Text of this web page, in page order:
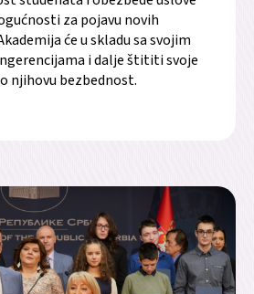
za pojavu novih
će u skladu sa svojim
i dalje štititi svoje
njihovu bezbednost.